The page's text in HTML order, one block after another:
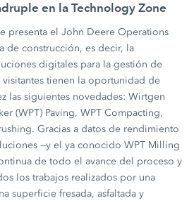
en la Technology Zone
presenta el John Deere Operations
de construcción, es decir, la
digitales para la gestión de
tienen la oportunidad de
las siguientes novedades: Wirtgen
(WPT) Paving, WPT Compacting,
Gracias a datos de rendimiento
—y el ya conocido WPT Milling
de todo el avance del proceso y
los trabajos realizados por una
superficie fresada, asfaltada y